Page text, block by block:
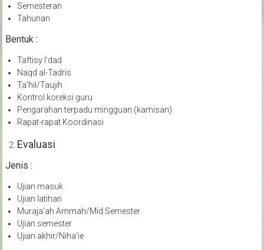
Semesteran
Tahunan
Bentuk :
Taftisy I’dad
Naqd al-Tadris
Ta’hil/Taujih
Kontrol koreksi guru
Pengarahan terpadu mingguan (kamisan)
Rapat-rapat Koordinasi
Evaluasi
Jenis :
Ujian masuk
Ujian latihan
Muraja’ah Ammah/Mid Semester
Ujian semester
Ujian akhir/Niha’ie